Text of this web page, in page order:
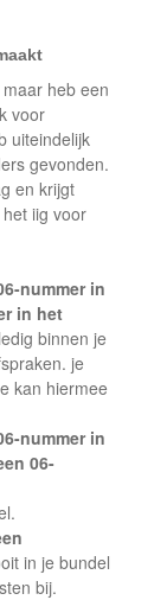
heb een
voor
uiteindelijk
gevonden.
en krijgt
iig voor
nummer in
in het
binnen je
je
kan hiermee
nummer in
06-
in je bundel
bij.